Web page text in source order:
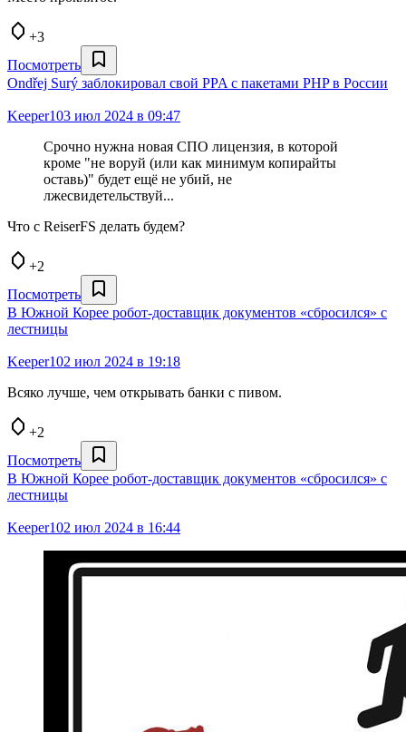
+3
Посмотреть
Ondřej Surý заблокировал свой PPA с пакетами PHP в России
Keeper103 июл 2024 в 09:47
Срочно нужна новая СПО лицензия, в которой
кроме "не воруй (или как минимум копирайты
оставь)" будет ещё не убий, не
лжесвидетельствуй...
Что с ReiserFS делать будем?
+2
Посмотреть
В Южной Корее робот-доставщик документов «сбросился» с
лестницы
Keeper102 июл 2024 в 19:18
Всяко лучше, чем открывать банки с пивом.
+2
Посмотреть
В Южной Корее робот-доставщик документов «сбросился» с
лестницы
Keeper102 июл 2024 в 16:44